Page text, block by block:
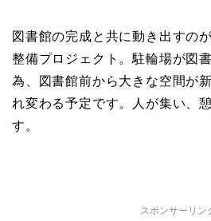
図書館の完成と共に動き出すの
整備プロジェクト。駐輪場が図
為、図書館前から大きな空間が
れ変わる予定です。人が集い、
す。
スポンサーリン